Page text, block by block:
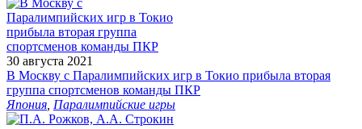
30 августа 2021
В Москву с Паралимпийских игр в Токио прибыла вторая
группа спортсменов команды ПКР
Япония Паралимпийские игры